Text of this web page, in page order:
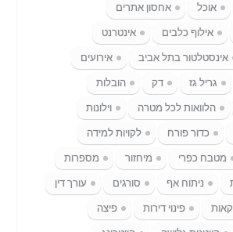
אוכל
אחסון אתרים
אילוף כלבים
אינטרנט
אינסטלטור בתל אביב
אירועים
גריל גז דק
הובלות
הלוואות לכל מטרה
וילונות
כדור פורח
לקויות למידה
מטבח כפרי מיחזור
מספרות
ניתוח אף סורגים
עורך דין
פינוי דירות
פיצה